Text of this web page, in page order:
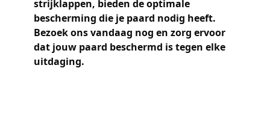
strijklappen, bieden de optimale
bescherming die je paard nodig heeft.
Bezoek ons vandaag nog en zorg ervoor
dat jouw paard beschermd is tegen elke
uitdaging.